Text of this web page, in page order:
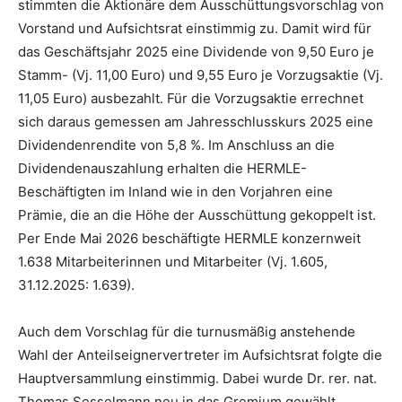
stimmten die Aktionäre dem Ausschüttungsvorschlag von
Vorstand und Aufsichtsrat einstimmig zu. Damit wird für
das Geschäftsjahr 2025 eine Dividende von 9,50 Euro je
Stamm- (Vj. 11,00 Euro) und 9,55 Euro je Vorzugsaktie (Vj.
11,05 Euro) ausbezahlt. Für die Vorzugsaktie errechnet
sich daraus gemessen am Jahresschlusskurs 2025 eine
Dividendenrendite von 5,8 %. Im Anschluss an die
Dividendenauszahlung erhalten die HERMLE-
Beschäftigten im Inland wie in den Vorjahren eine
Prämie, die an die Höhe der Ausschüttung gekoppelt ist.
Per Ende Mai 2026 beschäftigte HERMLE konzernweit
1.638 Mitarbeiterinnen und Mitarbeiter (Vj. 1.605,
31.12.2025: 1.639).
Auch dem Vorschlag für die turnusmäßig anstehende
Wahl der Anteilseignervertreter im Aufsichtsrat folgte die
Hauptversammlung einstimmig. Dabei wurde Dr. rer. nat.